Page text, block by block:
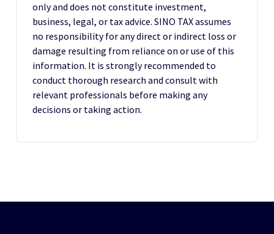
only and does not constitute investment,
business, legal, or tax advice. SINO TAX assumes
no responsibility for any direct or indirect loss or
damage resulting from reliance on or use of this
information. It is strongly recommended to
conduct thorough research and consult with
relevant professionals before making any
decisions or taking action.